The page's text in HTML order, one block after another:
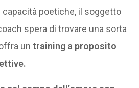
poetiche, il soggetto
spera di trovare una sorta
untraining a proposito